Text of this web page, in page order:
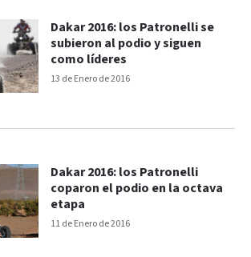
13 de Enero de 2016
Dakar 2016: los Patronelli se
subieron al podio y siguen
como líderes
11 de Enero de 2016
Dakar 2016: los Patronelli
coparon el podio en la octava
etapa